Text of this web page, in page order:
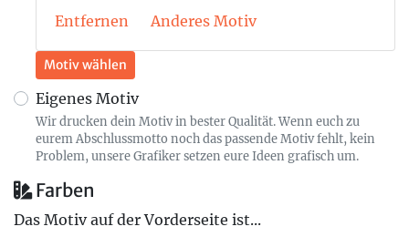
Entfernen
Anderes Motiv
Motiv wählen
Eigenes Motiv
Wir drucken dein Motiv in bester Qualität. Wenn euch zu
eurem Abschlussmotto noch das passende Motiv fehlt, kein
Problem, unsere Grafiker setzen eure Ideen grafisch um.
Farben
Das Motiv auf der Vorderseite ist...